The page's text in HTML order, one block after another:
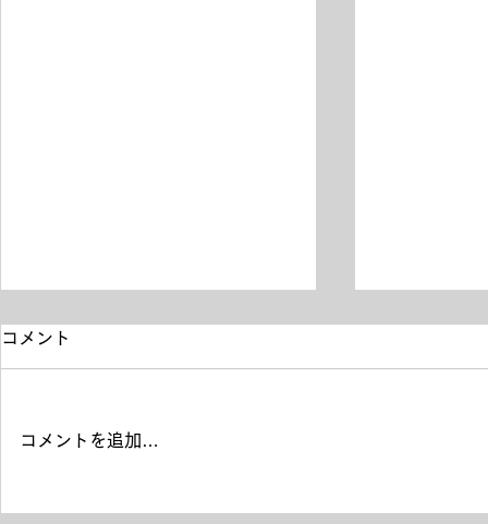
日経テレ東大学 YouTube撮
星乃珈琲
コメント
コメントを追加…